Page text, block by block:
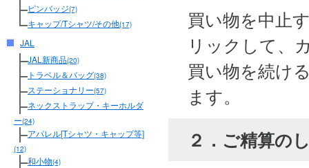
ピンバッジ(7)
キャップ/Tシャツ/その他(17)
JAL
JAL新商品(20)
トラベル＆バッグ(38)
ステーショナリー(57)
ネックストラップ・キーホルダ
ー(24)
アパレル[Tシャツ・キャップ等]
(12)
和小物(4)
買い物を中止
リックして、
買い物を続け
ます。
２．ご精算の